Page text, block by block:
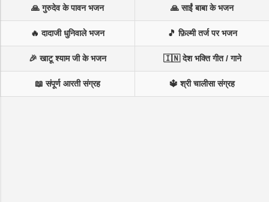
🙏 गुरुदेव के पावन भजन 🙏 साईं बाबा के भजन
🔥 दादाजी धुनिवाले भजन 🎵 फ़िल्मी तर्ज पर भजन
🎉 खाटू श्याम जी के भजन 🇮🇳 देश भक्ति गीत / गाने
📖 संपूर्ण आरती संग्रह 🔱 श्री चालीसा संग्रह